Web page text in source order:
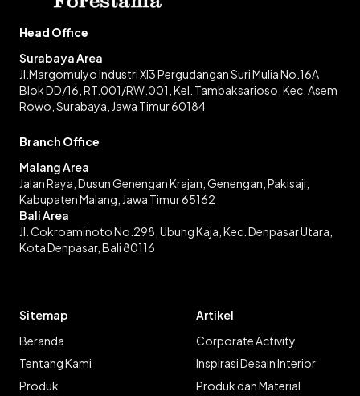
Head Office
Surabaya Area
Jl.Margomulyo Industri XI3 Pergudangan Suri Mulia No.16A
Blok DD/16, RT.001/RW.001, Kel. Tambaksarioso, Kec. Asem
Rowo, Surabaya, Jawa Timur 60184
Branch Office
Malang Area
Jalan Raya, Dusun Genengan Krajan, Genengan, Pakisaji,
Kabupaten Malang, Jawa Timur 65162
Bali Area
Jl. Cokroaminoto No.298, Ubung Kaja, Kec. Denpasar Utara,
Kota Denpasar, Bali 80116
Sitemap
Beranda
Tentang Kami
Produk
Artikel
Corporate Activity
Inspirasi Desain Interior
Produk dan Material